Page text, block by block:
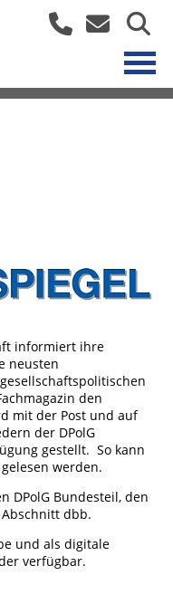
informiert ihre
neusten
den
mit der Post und auf
der DPolG
gestellt. So kann
werden.
DPolG Bundesteil, den
dbb.
und als digitale
verfügbar.